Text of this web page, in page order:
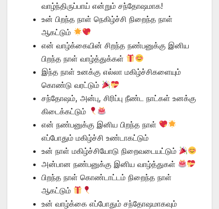
வாழ்ந்திருப்பாய் என்றும் சந்தோஷமாக!
உன் பிறந்த நாள் நெகிழ்ச்சி நிறைந்த நாள்
ஆகட்டும்
என் வாழ்க்கையின் சிறந்த நண்பனுக்கு இனிய
பிறந்த நாள் வாழ்த்துக்கள்
இந்த நாள் உனக்கு எல்லா மகிழ்ச்சிகளையும்
கொண்டு வரட்டும்
சந்தோஷம், அன்பு, சிரிப்பு நீண்ட நாட்கள் உனக்கு
கிடைக்கட்டும்
என் நண்பனுக்கு இனிய பிறந்த நாள்
எப்போதும் மகிழ்ச்சி உண்டாகட்டும்
உன் நாள் மகிழ்ச்சியோடு நிறைவடையட்டும்
அன்பான நண்பனுக்கு இனிய வாழ்த்துகள்
பிறந்த நாள் கொண்டாட்டம் நிறைந்த நாள்
ஆகட்டும்
உன் வாழ்க்கை எப்போதும் சந்தோஷமாகவும்